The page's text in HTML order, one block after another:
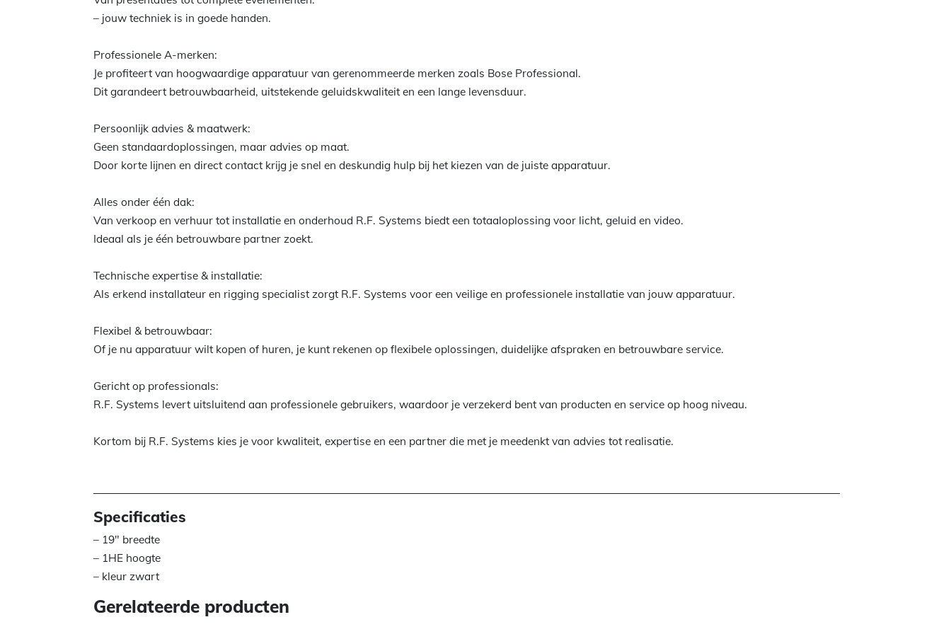
– jouw techniek is in goede handen.
Professionele A-merken:
Je profiteert van hoogwaardige apparatuur van gerenommeerde merken zoals Bose Professional.
Dit garandeert betrouwbaarheid, uitstekende geluidskwaliteit en een lange levensduur.
Persoonlijk advies & maatwerk:
Geen standaardoplossingen, maar advies op maat.
Door korte lijnen en direct contact krijg je snel en deskundig hulp bij het kiezen van de juiste apparatuur.
Alles onder één dak:
Van verkoop en verhuur tot installatie en onderhoud R.F. Systems biedt een totaaloplossing voor licht, geluid en video.
Ideaal als je één betrouwbare partner zoekt.
Technische expertise & installatie:
Als erkend installateur en rigging specialist zorgt R.F. Systems voor een veilige en professionele installatie van jouw apparatuur.
Flexibel & betrouwbaar:
Of je nu apparatuur wilt kopen of huren, je kunt rekenen op flexibele oplossingen, duidelijke afspraken en betrouwbare service.
Gericht op professionals:
R.F. Systems levert uitsluitend aan professionele gebruikers, waardoor je verzekerd bent van producten en service op hoog niveau.
Kortom bij R.F. Systems kies je voor kwaliteit, expertise en een partner die met je meedenkt van advies tot realisatie.
Specificaties
– 19″ breedte
– 1HE hoogte
– kleur zwart
Gerelateerde producten